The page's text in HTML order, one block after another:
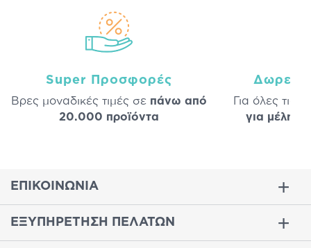
Super Προσφορές
Βρες μοναδικές τιμές σε πάνω από
20.000 προϊόντα
Δωρεάν
Για όλες τις
για μέλη
ΕΠΙΚΟΙΝΩΝΙΑ
ΕΞΥΠΗΡΕΤΗΣΗ ΠΕΛΑΤΩΝ